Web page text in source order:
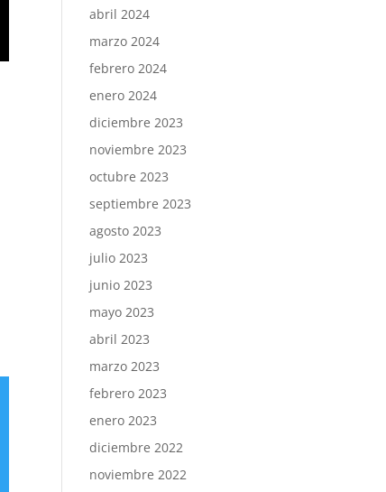
abril 2024
marzo 2024
febrero 2024
enero 2024
diciembre 2023
noviembre 2023
octubre 2023
septiembre 2023
agosto 2023
julio 2023
junio 2023
mayo 2023
abril 2023
marzo 2023
febrero 2023
enero 2023
diciembre 2022
noviembre 2022